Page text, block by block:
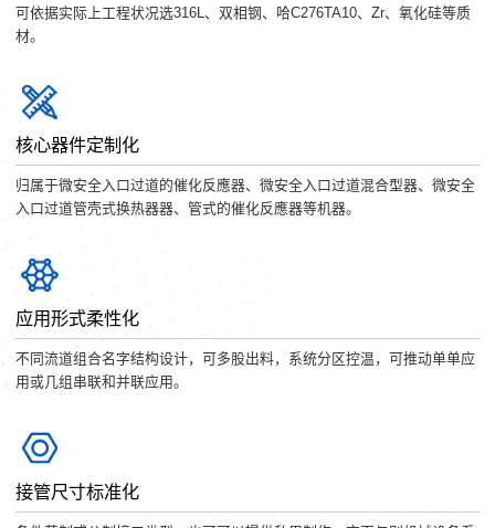
可依据实际上工程状况选316L、双相钢、哈C276TA10、Zr、氧化硅等质
材。
核心器件定制化
归属于微安全入口过道的催化反應器、微安全入口过道混合型器、微安全
入口过道管壳式换热器器、管式的催化反應器等机器。
应用形式柔性化
不同流道组合名字结构设计，可多股出料，系统分区控温，可推动单单应
用或几组串联和并联应用。
接管尺寸标准化